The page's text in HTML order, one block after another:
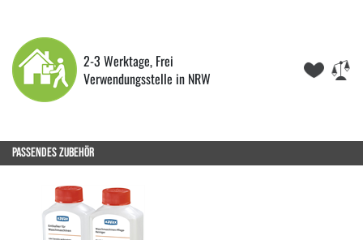
2-3 Werktage, Frei
Verwendungsstelle in NRW
PASSENDES ZUBEHÖR